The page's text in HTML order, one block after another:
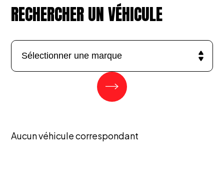
RECHERCHER UN VÉHICULE
Aucun véhicule correspondant